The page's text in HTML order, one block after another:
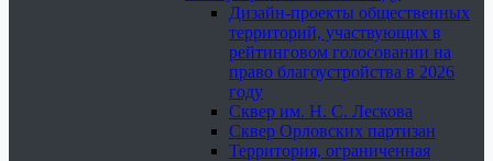
Дизайн-проекты общественных
территорий, участвующих в
рейтинговом голосовании на
право благоустройства в 2026
году
Сквер им. Н. С. Лескова
Сквер Орловских партизан
Территория, ограниченная